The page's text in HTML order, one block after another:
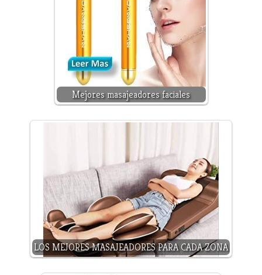
Mejores masajeadores faciales
LOS MEJORES MASAJEADORES PARA CADA ZONA